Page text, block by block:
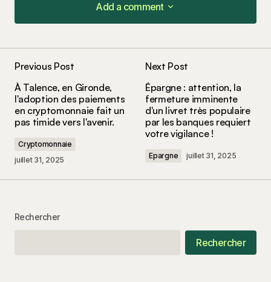
Add a comment
Add a comment
champs obligatoires sont indiqués avec*
Comment*
Previous Post
À Talence, en Gironde,
l'adoption des paiements
en cryptomonnaie fait un
pas timide vers l'avenir.
Cryptomonnaie
juillet 31, 2025
Next Post
Épargne : attention, la
fermeture imminente
d'un livret très populaire
par les banques requiert
votre vigilance !
Epargne juillet 31, 2025
Rechercher
Rechercher